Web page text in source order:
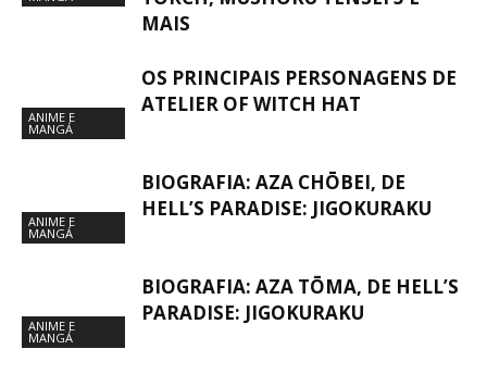
MAIS
ANIME E
MANGÁ
OS PRINCIPAIS PERSONAGENS DE
ATELIER OF WITCH HAT
ANIME E
MANGÁ
BIOGRAFIA: AZA CHŌBEI, DE
HELL’S PARADISE: JIGOKURAKU
ANIME E
MANGÁ
BIOGRAFIA: AZA TŌMA, DE HELL’S
PARADISE: JIGOKURAKU